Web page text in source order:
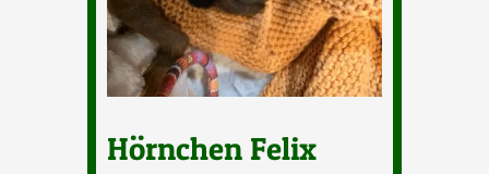
Hörnchen Felix